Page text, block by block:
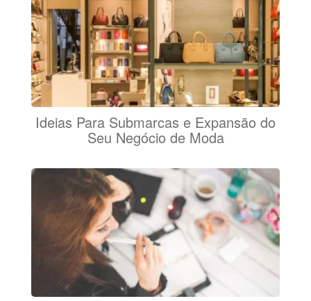
Ideias Para Submarcas e Expansão do
Seu Negócio de Moda